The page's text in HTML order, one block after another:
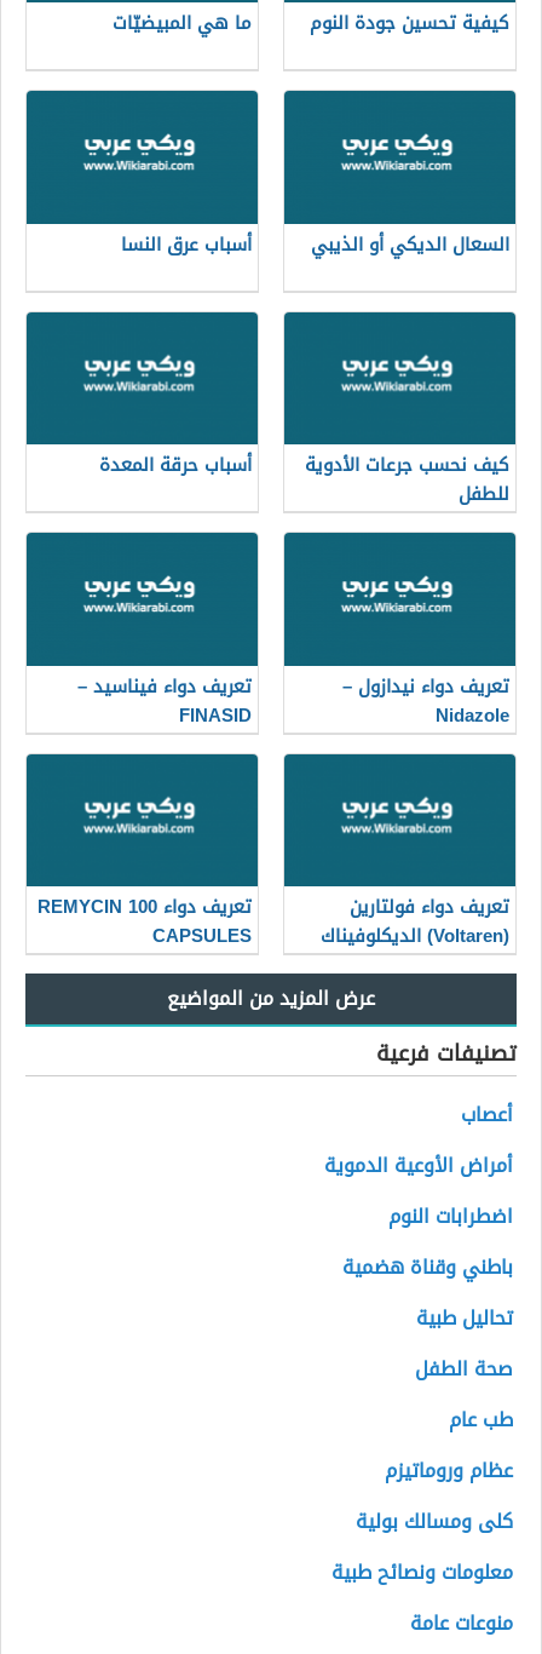
كيفية تحسين جودة النوم ما هي المبيضيّات
السعال الديكي أو الذيبي أسباب عرق النسا
كيف نحسب جرعات الأدوية
للطفل
أسباب حرقة المعدة
تعريف دواء نيدازول –
Nidazole
تعريف دواء فيناسيد –
FINASID
تعريف دواء فولتارين
(Voltaren) الديكلوفيناك
تعريف دواء REMYCIN 100
CAPSULES
تصنيفات فرعية
أعصاب
أمراض الأوعية الدموية
اضطرابات النوم
باطني وقناة هضمية
تحاليل طبية
صحة الطفل
طب عام
عظام وروماتيزم
كلى ومسالك بولية
معلومات ونصائح طبية
منوعات عامة